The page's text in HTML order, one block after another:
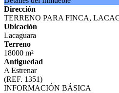
Dirección
TERRENO PARA FINCA,
Ubicación
Lacaguara
Terreno
18000 m²
Antiguedad
A Estrenar
(REF. 1351)
INFORMACIÓN BÁSICA